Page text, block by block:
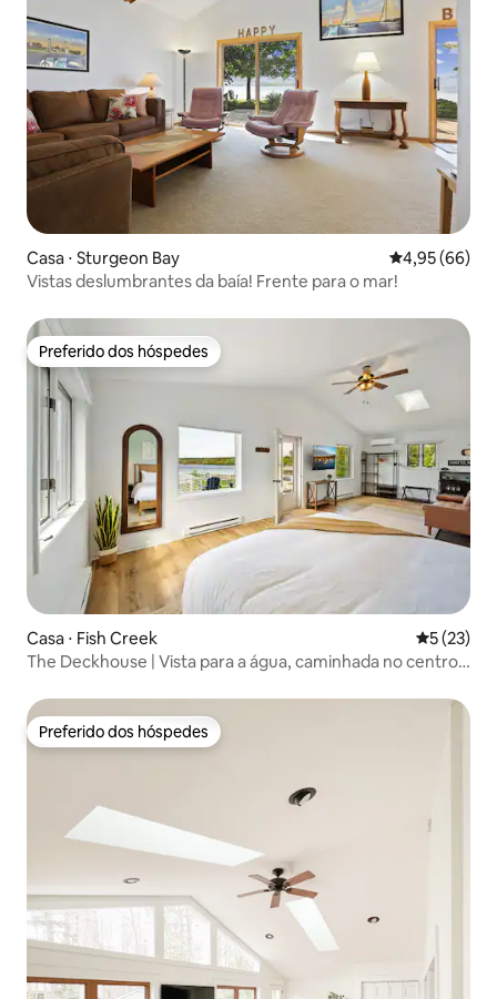
Casa ⋅ Sturgeon Bay 4,95 de uma
4,95 (66)
Vistas deslumbrantes da baía! Frente para o mar!
Preferido dos hóspedes
Preferido dos hóspedes
Casa ⋅ Fish Creek 5 de uma
5 (23)
The Deckhouse | Vista para a água, caminhada no centro
Preferido dos hóspedes
Preferido dos hóspedes